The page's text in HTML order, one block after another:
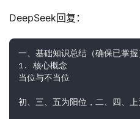
DeepSeek回复：
一、基础知识总结（确保已掌握
1. 核心概念
当位与不当位
初、三、五为阳位，二、四、上